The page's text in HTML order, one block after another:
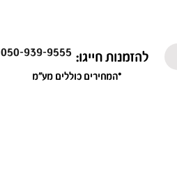
להזמנות חייגו: 050-939-9555
*המחירים כוללים מע"מ